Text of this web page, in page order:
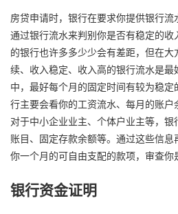
房贷申请时，银行在要求你提供银行
通过银行流水来判别你是否有稳定的
的银行也许多多少少会有差距，但在
续、收入稳定、收入高的银行流水是
中，最好每个月的固定时间有较为稳
行主要会看你的工资流水、每月的账户
对于中小企业业主、个体户业主等，
账目、固定存款余额等。通过这些信
你一个月的可自由支配的款项，审查你
银行资金证明